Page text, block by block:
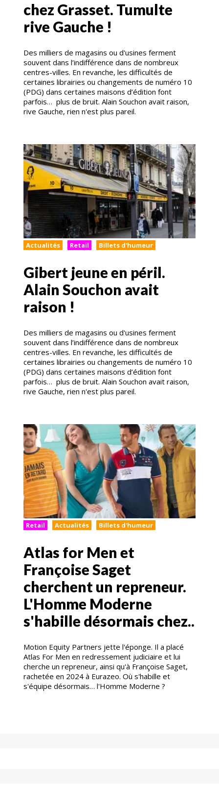
chez Grasset. Tumulte
rive Gauche !
Des milliers de magasins ou d'usines ferment
souvent dans l’indifférence dans de nombreux
centres-villes. En revanche, les difficultés de
certaines librairies ou changements de numéro 10
(PDG) dans certaines maisons d’édition font
parfois… plus de bruit. Alain Souchon avait raison,
rive Gauche, rien n'est plus pareil.
Actualités Retail Billets d'humeur
Gibert jeune en péril.
Alain Souchon avait
raison !
Des milliers de magasins ou d'usines ferment
souvent dans l’indifférence dans de nombreux
centres-villes. En revanche, les difficultés de
certaines librairies ou changements de numéro 10
(PDG) dans certaines maisons d’édition font
parfois… plus de bruit. Alain Souchon avait raison,
rive Gauche, rien n'est plus pareil.
Retail Actualités Billets d'humeur
Atlas for Men et
Françoise Saget
cherchent un repreneur.
L'Homme Moderne
s'habille désormais chez..
Motion Equity Partners jette l'éponge. Il a placé
Atlas For Men en redressement judiciaire et lui
cherche un repreneur, ainsi qu'à Françoise Saget,
rachetée en 2024 à Eurazeo. Où s'habille et
s'équipe désormais… l'Homme Moderne ?